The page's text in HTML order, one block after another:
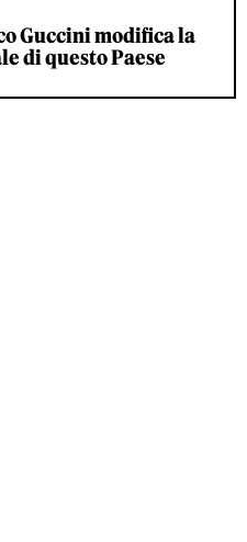
Guccini modifica la
di questo Paese